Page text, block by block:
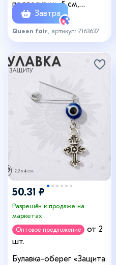
подвесками, 5 см,
цветная в золоте
Завтра
Queen fair , артикул: 7163632
50.31 ₽
Разрешён к продаже на
маркетах
Оптовое предложение
от 2
шт.
Булавка-оберег «Защита